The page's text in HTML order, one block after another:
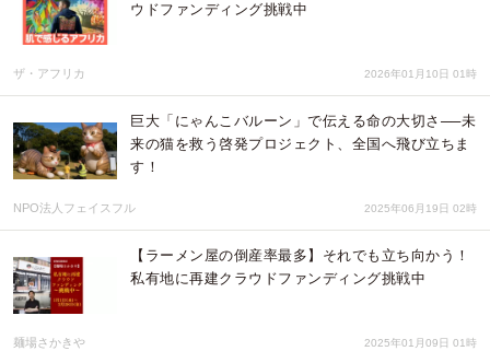
ウドファンディング挑戦中
ザ・アフリカ 2026年01月10日 01時
巨大「にゃんこバルーン」で伝える命の大切さ──未
来の猫を救う啓発プロジェクト、全国へ飛び立ちま
す！
NPO法人フェイスフル 2025年06月19日 02時
【ラーメン屋の倒産率最多】それでも立ち向かう！
私有地に再建クラウドファンディング挑戦中
麺場さかきや 2025年01月09日 01時